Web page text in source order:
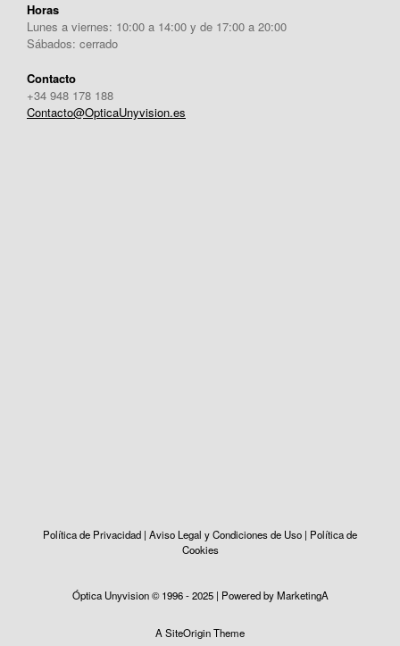
Horas
Lunes a viernes: 10:00 a 14:00 y de 17:00 a 20:00
Sábados: cerrado
Contacto
+34 948 178 188
Contacto@OpticaUnyvision.es
Política de Privacidad | Aviso Legal y Condiciones de Uso | Política de
Cookies
Óptica Unyvision © 1996 - 2025 | Powered byMarketingA
A SiteOriginTheme